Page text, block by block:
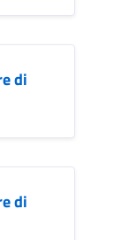
di
di